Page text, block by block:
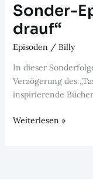
Sonder-
drauf“
Episoden / Billy
In dieser
Verzögerung des
inspirierende
Sonder-
Weiterlesen »